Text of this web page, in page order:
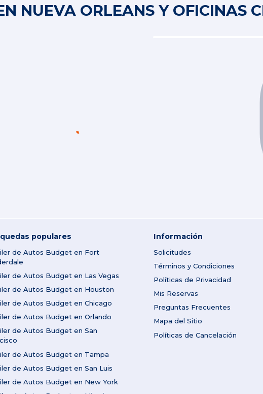
NUEVA ORLEANS Y OFICINAS
populares
de Autos Budget en Fort
de Autos Budget en Las Vegas
de Autos Budget en Houston
de Autos Budget en Chicago
de Autos Budget en Orlando
de Autos Budget en San
de Autos Budget en Tampa
de Autos Budget en San Luis
de Autos Budget en New York
Información
Solicitudes
Términos y Condiciones
Políticas de Privacidad
Mis Reservas
Preguntas Frecuentes
Mapa del Sitio
Políticas de Cancelación